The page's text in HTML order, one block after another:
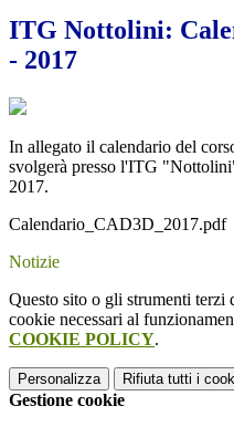
ITG Nottolini:
- 2017
In allegato il calendario del
svolgerà presso l'ITG
2017.
Calendario_CAD3D_2017.pdf
Notizie
Questo sito o gli strumenti terzi
cookie necessari al
COOKIE POLICY.
Personalizza Rifiuta tutti i
Gestione cookie